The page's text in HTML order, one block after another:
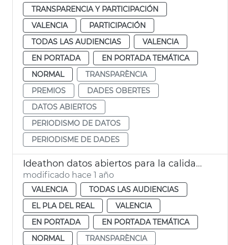
TRANSPARENCIA Y PARTICIPACIÓN
VALENCIA
PARTICIPACIÓN
TODAS LAS AUDIENCIAS
VALENCIA
EN PORTADA
EN PORTADA TEMÁTICA
NORMAL
TRANSPARÈNCIA
PREMIOS
DADES OBERTES
DATOS ABIERTOS
PERIODISMO DE DATOS
PERIODISME DE DADES
Ideathon datos abiertos para la calidad de vida en VLC
modificado hace 1 año
VALENCIA
TODAS LAS AUDIENCIAS
EL PLA DEL REAL
VALENCIA
EN PORTADA
EN PORTADA TEMÁTICA
NORMAL
TRANSPARÈNCIA